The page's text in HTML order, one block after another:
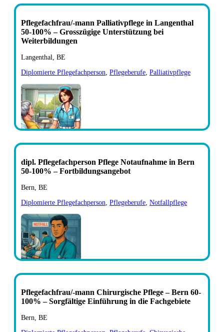
Pflegefachfrau/-mann Palliativpflege in Langenthal
50-100% – Grosszügige Unterstützung bei
Weiterbildungen
Langenthal, BE
Diplomierte Pflegefachperson Pflegeberufe Palliativpflege
dipl. Pflegefachperson Pflege Notaufnahme in Bern
50-100% – Fortbildungsangebot
Bern, BE
Diplomierte Pflegefachperson Pflegeberufe Notfallpflege
Pflegefachfrau/-mann Chirurgische Pflege – Bern 60-
100% – Sorgfältige Einführung in die Fachgebiete
Bern, BE